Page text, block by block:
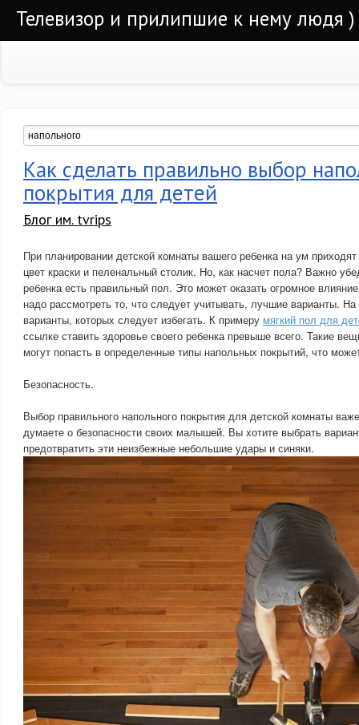
Телевизор и прилипшие к нему людя )
Как сделать правильно выбор
покрытия для детей
Блог им. tvrips
При планировании детской комнаты вашего ребенка на ум
цвет краски и пеленальный столик. Но, как насчет пола? Важно
ребенка есть правильный пол. Это может оказать огромное
надо рассмотреть то, что следует учитывать, лучшие варианты.
варианты, которых следует избегать. К примеру мягкий пол для
ссылке ставить здоровье своего ребенка превыше всего. Такие
могут попасть в определенные типы напольных покрытий, что
Безопасность.
Выбор правильного напольного покрытия для детской комнаты
думаете о безопасности своих малышей. Вы хотите выбрать
предотвратить эти неизбежные небольшие удары и синяки.